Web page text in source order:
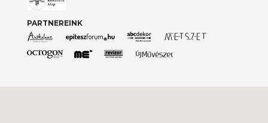
PARTNEREINK